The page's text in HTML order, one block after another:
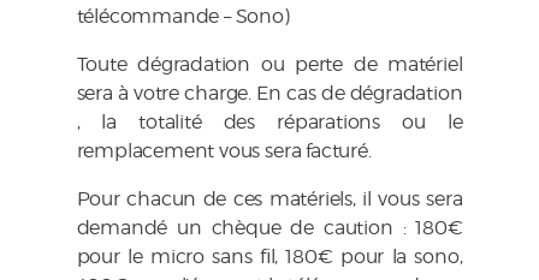
télécommande – Sono)
Toute dégradation ou perte de matériel
sera à votre charge. En cas de dégradation
, la totalité des réparations ou le
remplacement vous sera facturé.
Pour chacun de ces matériels, il vous sera
demandé un chèque de caution : 180€
pour le micro sans fil, 180€ pour la sono,